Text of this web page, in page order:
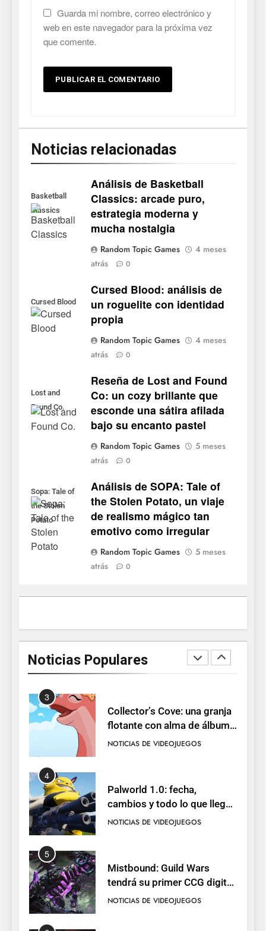
Guarda mi nombre, correo electrónico y
web en este navegador para la próxima vez
que comente.
Noticias relacionadas
Basketball
Classics
Análisis de Basketball
Classics: arcade puro,
estrategia moderna y
mucha nostalgia
Random Topic Games
4 meses
atrás
0
Cursed Blood
Cursed Blood: análisis de
un roguelite con identidad
propia
Random Topic Games
4 meses
atrás
0
Lost and
Found Co.
Reseña de Lost and Found
Co: un cozy brillante que
esconde una sátira afilada
bajo su encanto pastel
Random Topic Games
5 meses
atrás
0
Sopa: Tale of
the Stolen
Potato
Análisis de SOPA: Tale of
the Stolen Potato, un viaje
de realismo mágico tan
emotivo como irregular
Random Topic Games
5 meses
atrás
0
Noticias Populares
5
tendrá su primer CCG digital
para PC y móviles
6
Onimusha: Way of the Sword
lanza demo gratuita y abre
reservas
NOTICIAS DE VIDEOJUEGOS
No Rest for the Wicked
confirma su versión 1.0 para
octubre en PS5 y PC
NOTICIAS DE VIDEOJUEGOS
devuelve el espectáculo de
la conducción acrobática a
PS5, Xbox Series X|S y PC
NOTICIAS DE VIDEOJUEGOS
1
Ragnarok Origin: Classic ya
está disponible, y es el único
Humble Choice de julio
Neon White en el mismo
pack
NOTICIAS DE VIDEOJUEGOS
3
Collector’s Cove: una granja
flotante con alma de álbum
de cromos
NOTICIAS DE VIDEOJUEGOS
4
Palworld 1.0: fecha,
cambios y todo lo que llega
con el lanzamiento
NOTICIAS DE VIDEOJUEGOS
5
Mistbound: Guild Wars
tendrá su primer CCG digital
para PC y móviles
NOTICIAS DE VIDEOJUEGOS